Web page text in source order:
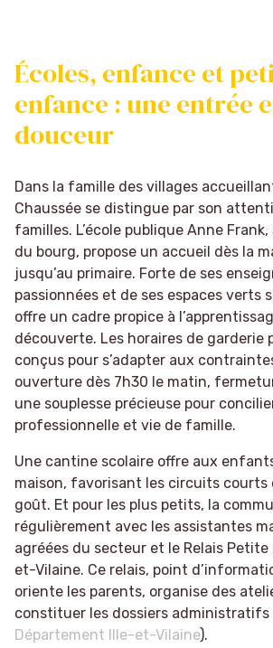
Écoles, enfance et
enfance : une entrée
douceur
Dans la famille des villages
Chaussée se distingue par son
familles. L’école publique Anne
du bourg, propose un accueil dès la
jusqu’au primaire. Forte de ses
passionnées et de ses espaces verts
offre un cadre propice à
découverte. Les horaires de garderie
conçus pour s’adapter aux
ouverture dès 7h30 le matin,
une souplesse précieuse pour
professionnelle et vie de famille.
Une cantine scolaire offre aux
maison, favorisant les circuits courts
goût. Et pour les plus petits, la
régulièrement avec les assistantes
agréées du secteur et le Relais Petite
et-Vilaine. Ce relais, point
oriente les parents, organise des
constituer les dossiers administratifs
Département Ille-et-Vilaine).